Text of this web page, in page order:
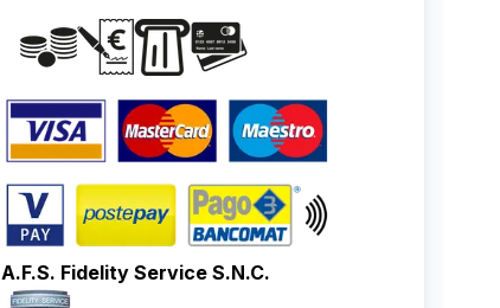
A.F.S. Fidelity Service S.N.C.